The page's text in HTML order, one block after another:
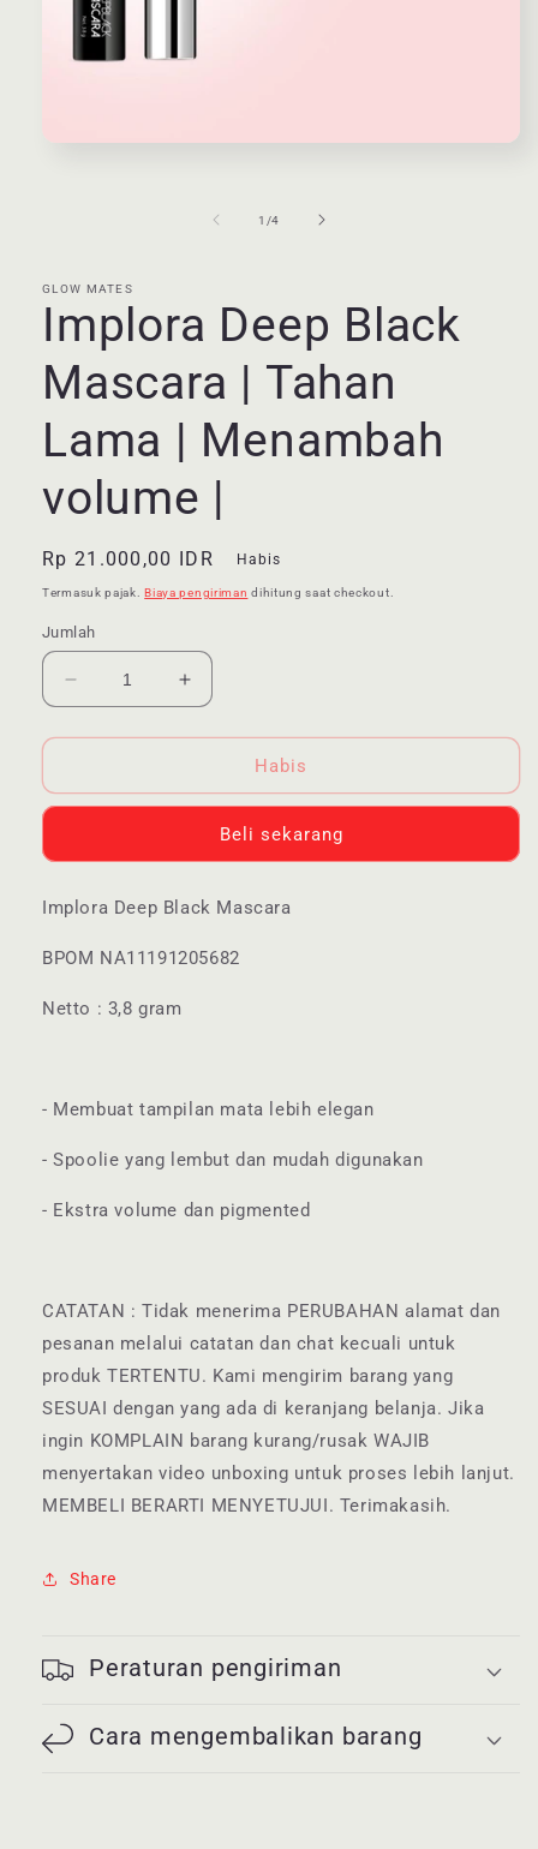
1 /dari
4
GLOW MATES
Implora Deep Black
Mascara | Tahan
Lama | Menambah
volume |
Harga
reguler
Rp 21.000,00 IDR Habis
Termasuk pajak.Biaya pengiriman dihitung saat checkout.
Jumlah
Kurangi
jumlah
untuk
Deep
|
Lama
Menambah
|
Tambah
jumlah
untuk
Deep
Mascara
|
Lama
Menambah
Habis
Beli sekarang
Implora Deep Black Mascara
BPOM NA11191205682
Netto : 3,8 gram
- Membuat tampilan mata lebih elegan
- Spoolie yang lembut dan mudah digunakan
- Ekstra volume dan pigmented
CATATAN : Tidak menerima PERUBAHAN alamat dan
pesanan melalui catatan dan chat kecuali untuk
produk TERTENTU. Kami mengirim barang yang
SESUAI dengan yang ada di keranjang belanja. Jika
ingin KOMPLAIN barang kurang/rusak WAJIB
menyertakan video unboxing untuk proses lebih lanjut.
MEMBELI BERARTI MENYETUJUI. Terimakasih.
Share
Peraturan pengiriman
Cara mengembalikan barang